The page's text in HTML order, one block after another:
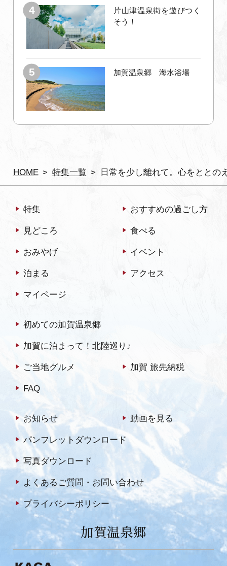
HOME 特集一覧 日常を少し離れて。心をととの
片山津温泉街を遊びつく
そう！
加賀温泉郷 海水浴場
特集 おすすめの過ごし方
見どころ 食べる
おみやげ イベント
泊まる アクセス
マイページ
初めての加賀温泉郷
加賀に泊まって！北陸巡り♪
ご当地グルメ 加賀 旅先納税
FAQ
お知らせ 動画を見る
パンフレットダウンロード
写真ダウンロード
よくあるご質問・お問い合わせ
プライバシーポリシー
加賀温泉郷